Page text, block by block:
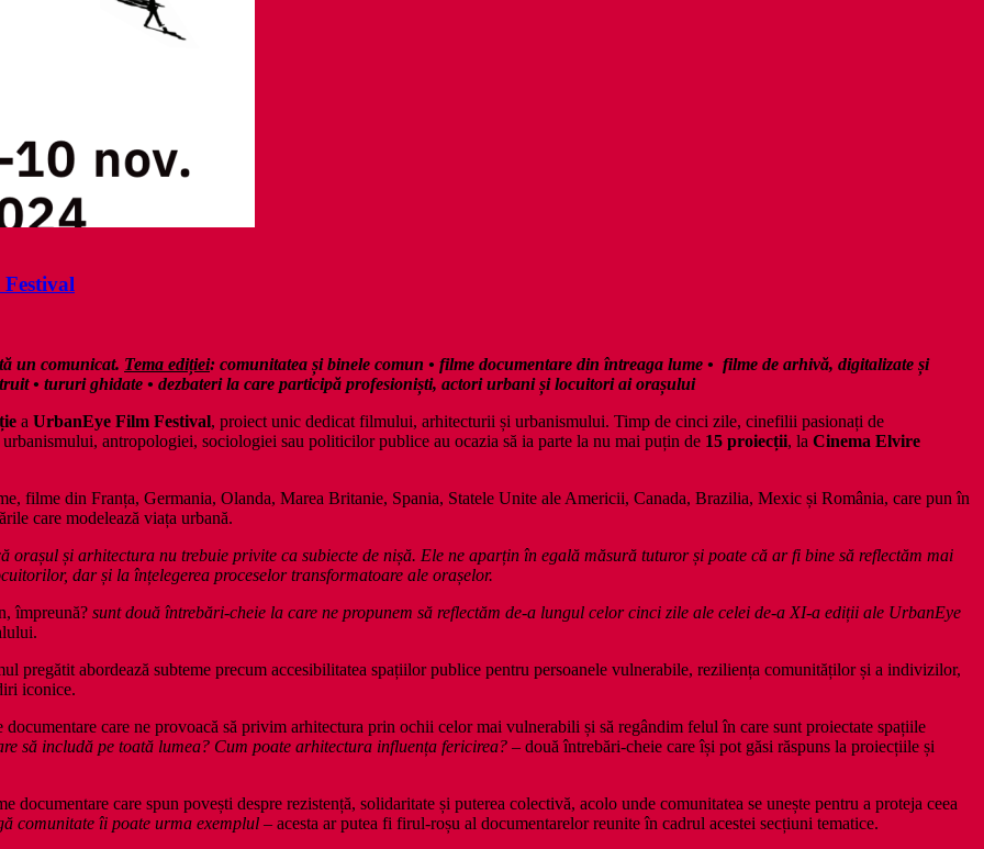
un comunicat. Tema ediției: comunitatea și binele comun • filme documentare din întreaga lume • filme de arhivă, digitalizate și
• tururi ghidate • dezbateri la care participă profesioniști, actori urbani și locuitori ai orașului
a UrbanEye Film Festival, proiect unic dedicat filmului, arhitecturii și urbanismului. Timp de cinci zile, cinefilii pasionați de
antropologiei, sociologiei sau politicilor publice au ocazia să ia parte la nu mai puțin de 15 proiecții, la Cinema Elvire
filme din Franța, Germania, Olanda, Marea Britanie, Spania, Statele Unite ale Americii, Canada, Brazilia, Mexic și România, care pun în
care modelează viața urbană.
orașul și arhitectura nu trebuie privite ca subiecte de nișă. Ele ne aparțin în egală măsură tuturor și poate că ar fi bine să reflectăm mai
dar și la înțelegerea proceselor transformatoare ale orașelor.
împreună? sunt două întrebări-cheie la care ne propunem să reflectăm de-a lungul celor cinci zile ale celei de-a XI-a ediții ale UrbanEye
pregătit abordează subteme precum accesibilitatea spațiilor publice pentru persoanele vulnerabile, reziliența comunităților și a indivizilor,
iconice.
documentare care ne provoacă să privim arhitectura prin ochii celor mai vulnerabili și să regândim felul în care sunt proiectate spațiile
să includă pe toată lumea? Cum poate arhitectura influența fericirea? – două întrebări-cheie care își pot găsi răspuns la proiecțiile și
documentare care spun povești despre rezistență, solidaritate și puterea colectivă, acolo unde comunitatea se unește pentru a proteja ceea
comunitate îi poate urma exemplul – acesta ar putea fi firul-roșu al documentarelor reunite în cadrul acestei secțiuni tematice.